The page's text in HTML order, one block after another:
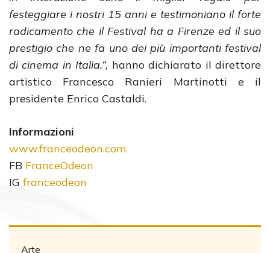
festeggiare i nostri 15 anni e testimoniano il forte
radicamento che il Festival ha a Firenze ed il suo
prestigio che ne fa uno dei più importanti festival
di cinema in Italia.”, hanno dichiarato il direttore
artistico Francesco Ranieri Martinotti e il
presidente Enrico Castaldi.
Informazioni
www.franceodeon.com
FB FranceOdeon
IGfranceodeon
Arte